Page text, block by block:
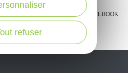
FACEBOOK
refuser